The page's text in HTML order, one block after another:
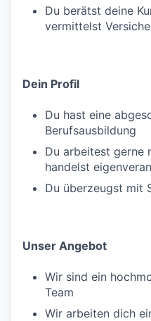
Du berätst deine
vermittelst
Dein Profil
Du hast eine
Berufsausbildung
Du arbeitest gerne
handelst
Du überzeugst mit
Unser Angebot
Wir sind ein
Team
Wir arbeiten dich